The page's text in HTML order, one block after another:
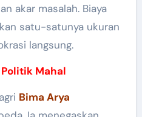
akar masalah. Biaya
satu-satunya ukuran
langsung.
Mahal
Bima Arya